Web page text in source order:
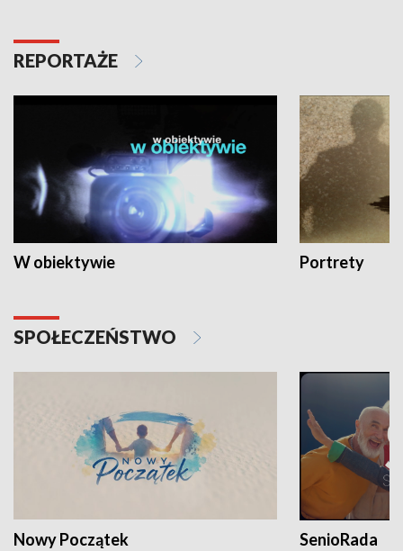
REPORTAŻE
W obiektywie Portrety
SPOŁECZEŃSTWO
Nowy Początek SenioRada